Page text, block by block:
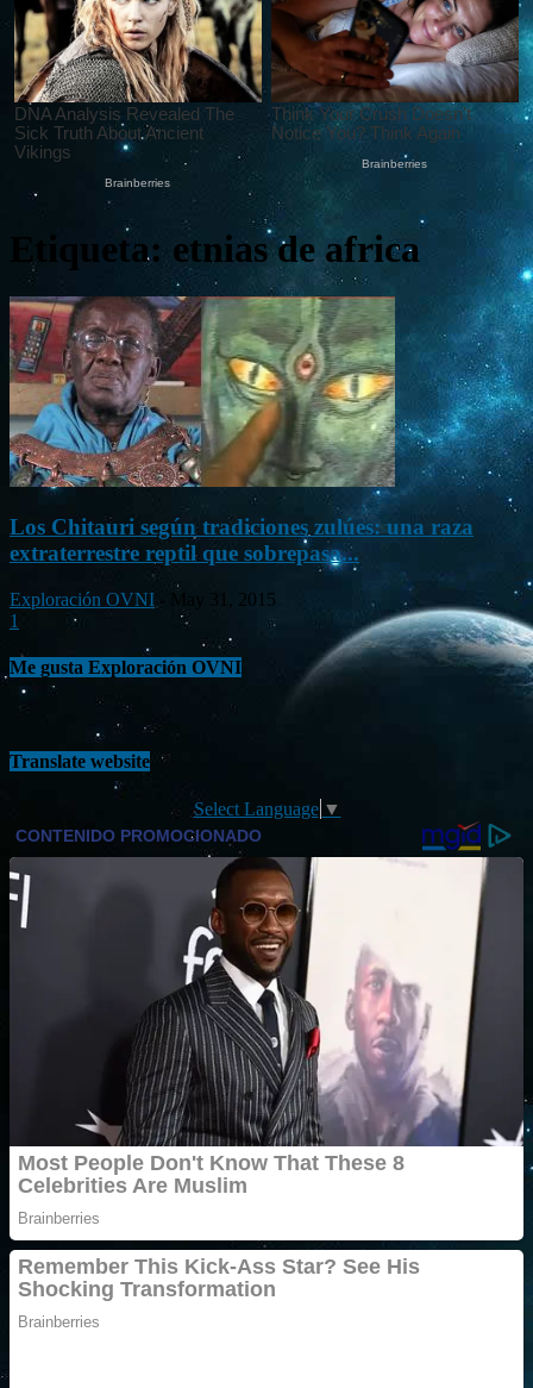
Etiqueta: etnias de africa
Los Chitauri según tradiciones zulúes: una raza
extraterrestre reptil que sobrepasa...
Exploración OVNI
May 31, 2015
1
Me gusta Exploración OVNI
Translate website
Select Language ▼